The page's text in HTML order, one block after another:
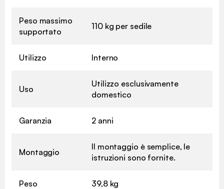
Peso massimo
supportato
110 kg per sedile
Utilizzo Interno
Uso
Utilizzo esclusivamente
domestico
Garanzia 2 anni
Montaggio
Il montaggio è semplice, le
istruzioni sono fornite.
Peso 39,8 kg